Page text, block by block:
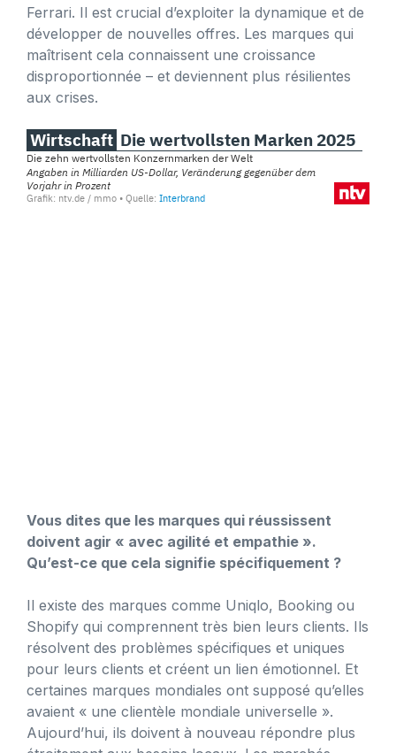
Ferrari. Il est crucial d’exploiter la dynamique et de
développer de nouvelles offres. Les marques qui
maîtrisent cela connaissent une croissance
disproportionnée – et deviennent plus résilientes
aux crises.
Vous dites que les marques qui réussissent
doivent agir « avec agilité et empathie ».
Qu’est-ce que cela signifie spécifiquement ?
Il existe des marques comme Uniqlo, Booking ou
Shopify qui comprennent très bien leurs clients. Ils
résolvent des problèmes spécifiques et uniques
pour leurs clients et créent un lien émotionnel. Et
certaines marques mondiales ont supposé qu’elles
avaient « une clientèle mondiale universelle ».
Aujourd’hui, ils doivent à nouveau répondre plus